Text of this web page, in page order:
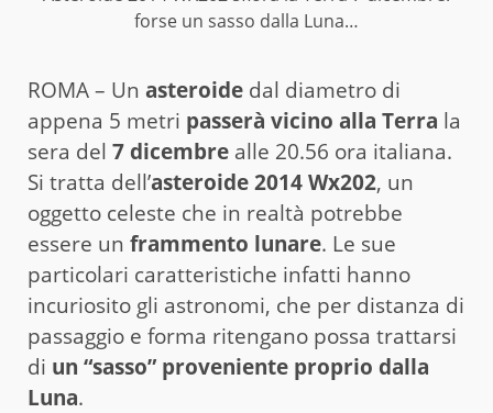
forse un sasso dalla Luna…
ROMA – Un asteroide dal diametro di
appena 5 metri passerà vicino alla Terra la
sera del 7 dicembre alle 20.56 ora italiana.
Si tratta dell’asteroide 2014 Wx202, un
oggetto celeste che in realtà potrebbe
essere un frammento lunare. Le sue
particolari caratteristiche infatti hanno
incuriosito gli astronomi, che per distanza di
passaggio e forma ritengano possa trattarsi
di un “sasso” proveniente proprio dalla
Luna.